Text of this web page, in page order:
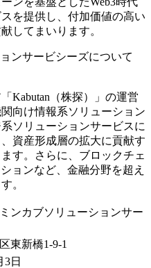
を提供し、付加価値の高い
してまいります。
ンサービシーズについて
Kabutan（株探）」の運営
向け情報系ソリューション
ソリューションサービスに
資産形成層の拡大に貢献す
す。さらに、ブロックチェ
ョンなど、金融分野を超え
。
ンカブソリューションサー
東新橋1-9-1
3日